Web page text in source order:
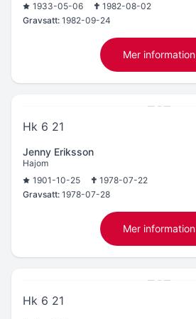
1933-05-06
1982-08-02
Gravsatt: 1982-09-24
Mer information
Hk 6 21
Jenny Eriksson
Hajom
1901-10-25
1978-07-22
Gravsatt: 1978-07-28
Mer information
Hk 6 21